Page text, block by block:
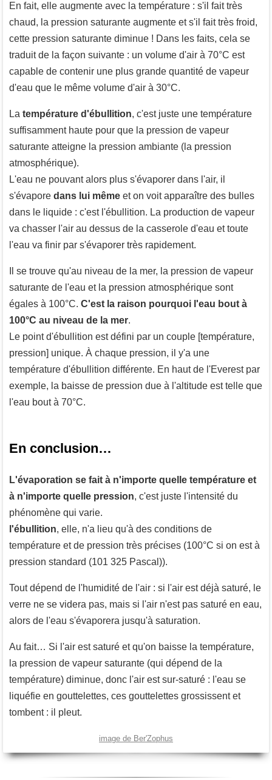
En fait, elle augmente avec la température : s'il fait très
chaud, la pression saturante augmente et s'il fait très froid,
cette pression saturante diminue ! Dans les faits, cela se
traduit de la façon suivante : un volume d'air à 70°C est
capable de contenir une plus grande quantité de vapeur
d'eau que le même volume d'air à 30°C.
La température d'ébullition, c'est juste une température
suffisamment haute pour que la pression de vapeur
saturante atteigne la pression ambiante (la pression
atmosphérique).
L'eau ne pouvant alors plus s'évaporer dans l'air, il
s'évapore dans lui même et on voit apparaître des bulles
dans le liquide : c'est l'ébullition. La production de vapeur
va chasser l'air au dessus de la casserole d'eau et toute
l'eau va finir par s'évaporer très rapidement.
Il se trouve qu'au niveau de la mer, la pression de vapeur
saturante de l'eau et la pression atmosphérique sont
égales à 100°C. C'est la raison pourquoi l'eau bout à
100°C au niveau de la mer.
Le point d'ébullition est défini par un couple [température,
pression] unique. À chaque pression, il y'a une
température d'ébullition différente. En haut de l'Everest par
exemple, la baisse de pression due à l'altitude est telle que
l'eau bout à 70°C.
En conclusion…
L'évaporation se fait à n'importe quelle température et
à n'importe quelle pression, c'est juste l'intensité du
phénomène qui varie.
l'ébullition, elle, n'a lieu qu'à des conditions de
température et de pression très précises (100°C si on est à
pression standard (101 325 Pascal)).
Tout dépend de l'humidité de l'air : si l'air est déjà saturé, le
verre ne se videra pas, mais si l'air n'est pas saturé en eau,
alors de l'eau s'évaporera jusqu'à saturation.
Au fait… Si l'air est saturé et qu'on baisse la température,
la pression de vapeur saturante (qui dépend de la
température) diminue, donc l'air est sur-saturé : l'eau se
liquéfie en gouttelettes, ces gouttelettes grossissent et
tombent : il pleut.
image de Ber'Zophus